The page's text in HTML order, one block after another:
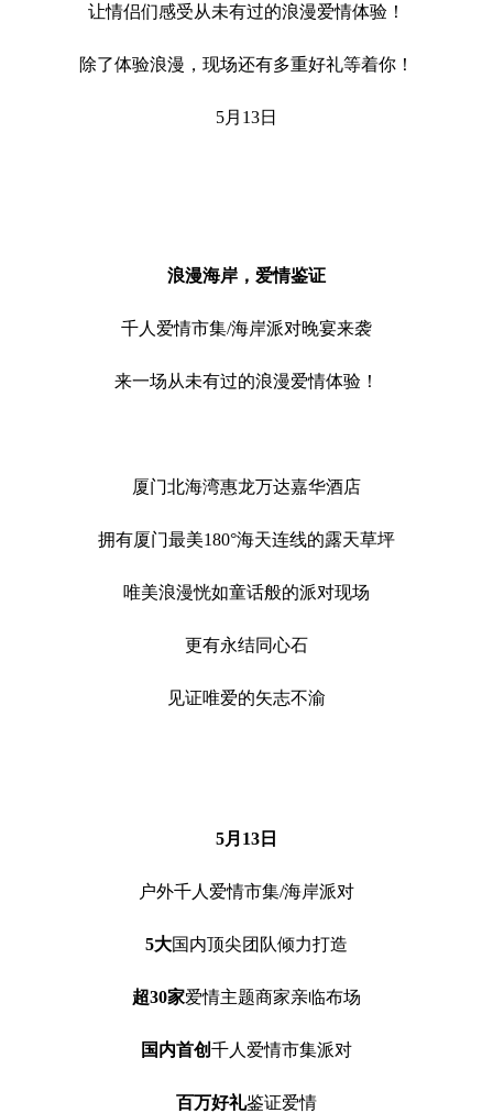
让情侣们感受从未有过的浪漫爱情体验！
除了体验浪漫，现场还有多重好礼等着你！
5月13日
浪漫海岸，爱情鉴证
千人爱情市集/海岸派对晚宴来袭
来一场从未有过的浪漫爱情体验！
厦门北海湾惠龙万达嘉华酒店
拥有厦门最美180°海天连线的露天草坪
唯美浪漫恍如童话般的派对现场
更有永结同心石
见证唯爱的矢志不渝
5月13日
户外千人爱情市集/海岸派对
5大国内顶尖团队倾力打造
超30家爱情主题商家亲临布场
国内首创千人爱情市集派对
百万好礼鉴证爱情